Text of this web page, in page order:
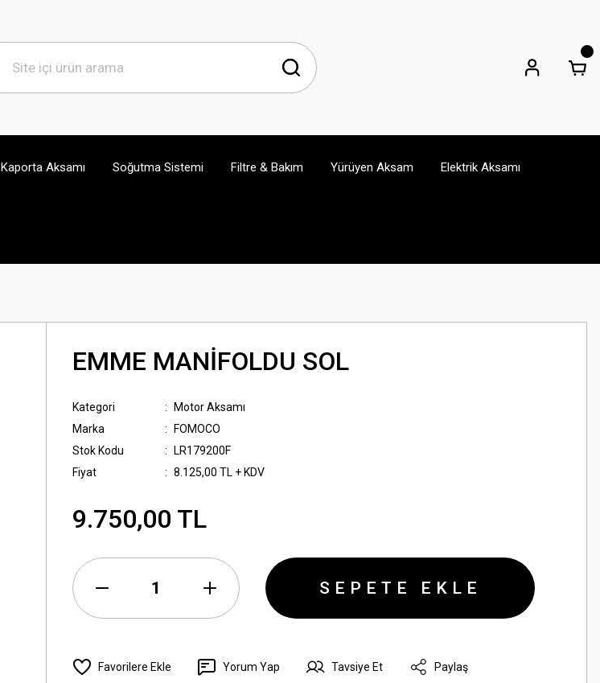
Kaporta Aksamı Soğutma Sistemi Filtre & Bakım Yürüyen Aksam Elektrik Aksamı
EMME MANİFOLDU SOL
Kategori
Motor Aksamı
Marka
FOMOCO
Stok Kodu
LR179200F
Fiyat
8.125,00 TL + KDV
9.750,00 TL
SEPETE EKLE
Yorum Yap Tavsiye Et Paylaş